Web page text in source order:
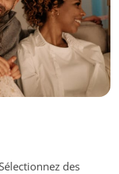
des